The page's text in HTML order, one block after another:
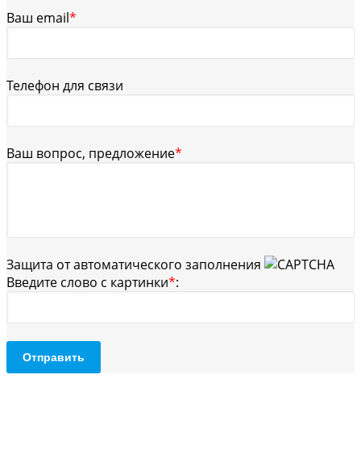
Ваш email*
Телефон для связи
Ваш вопрос, предложение*
Защита от автоматического заполнения
Введите слово с картинки*:
Отправить